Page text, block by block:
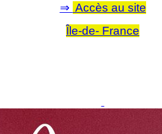
⇒ Accès au site
Île-de- France